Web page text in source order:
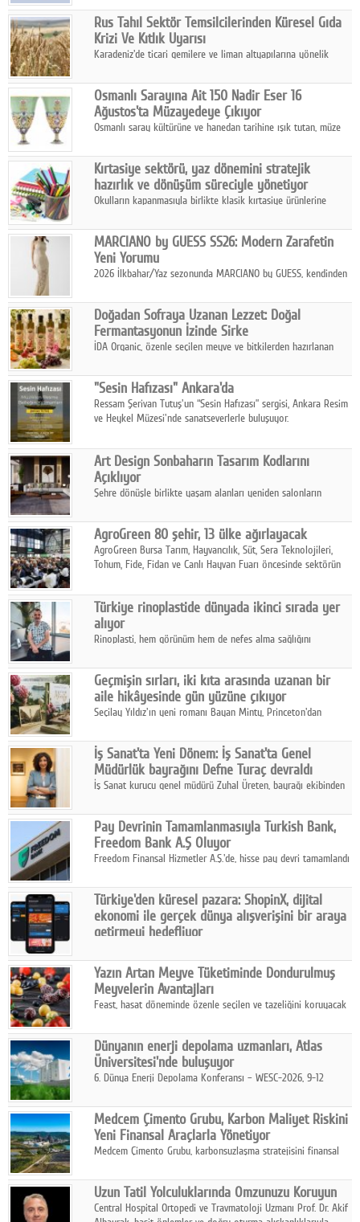
artırmak amacıyla Cereyan Medya ve Yandex Ads iş birliğiyle
Yandex Maps & Navi'nin yeni "Markalı Rota" reklam formatını
kullanan ilk marka oldu.
Rus Tahıl Sektör Temsilcilerinden Küresel Gıda
Krizi Ve Kıtlık Uyarısı
Karadeniz'de ticari gemilere ve liman altyapılarına yönelik
geçirdi.
Osmanlı Sarayına Ait 150 Nadir Eser 16
Ağustos'ta Müzayedeye Çıkıyor
Osmanlı saray kültürüne ve hanedan tarihine ışık tutan, müze
Ağustos'ta Arthill Müzecilik'in düzenleyeceği özel müzayedede
koleksiyonerlerle buluşuyor
Kırtasiye sektörü, yaz dönemini stratejik
hazırlık ve dönüşüm süreciyle yönetiyor
Okulların kapanmasıyla birlikte klasik kırtasiye ürünlerine
sanat ve eğitici aktivite ürünleriyle dinamik bir biçimde
geçiriyor.
MARCIANO by GUESS SS26: Modern Zarafetin
Yeni Yorumu
2026 İlkbahar/Yaz sezonunda MARCIANO by GUESS, kendinden
Doğadan Sofraya Uzanan Lezzet: Doğal
Fermantasyonun İzinde Sirke
İDA Organic, özenle seçilen meyve ve bitkilerden hazırlanan
sofralarına taşıyor.
"Sesin Hafızası" Ankara'da
Ressam Şerivan Tutuş'un “Sesin Hafızası” sergisi, Ankara Resim
ve Heykel Müzesi'nde sanatseverlerle buluşuyor.
Art Design Sonbaharın Tasarım Kodlarını
Açıklıyor
Şehre dönüşle birlikte yaşam alanları yeniden salonların
sonbaharın tasarım kodlarını açıklıyor.
AgroGreen 80 şehir, 13 ülke ağırlayacak
AgroGreen Bursa Tarım, Hayvancılık, Süt, Sera Teknolojileri,
Tohum, Fide, Fidan ve Canlı Hayvan Fuarı öncesinde sektörün
Türkiye rinoplastide dünyada ikinci sırada yer
alıyor
Rinoplasti, hem görünüm hem de nefes alma sağlığını
biri konumunda.
Geçmişin sırları, iki kıta arasında uzanan bir
aile hikâyesinde gün yüzüne çıkıyor
Seçilay Yıldız'ın yeni romanı Bayan Minty, Princeton'dan
katmanlı bir aile hikâyesi anlatıyor.
İş Sanat'ta Yeni Dönem: İş Sanat'ta Genel
Müdürlük bayrağını Defne Turaç devraldı
İş Sanat kurucu genel müdürü Zuhal Üreten, bayrağı ekibinden
Pay Devrinin Tamamlanmasıyla Turkish Bank,
Freedom Bank A.Ş Oluyor
Freedom Finansal Hizmetler A.Ş.'de, hisse pay devri tamamlandı
Turkish Bank'ın ticaret unvanının “Freedom Bank A.Ş.” olmasına
karar verildi.
Türkiye'den küresel pazara: ShopinX, dijital
ekonomi ile gerçek dünya alışverişini bir araya
getirmeyi hedefliyor
ekonomi ile gerçek dünya alışveriş deneyimi arasında köprü
kurmayı hedefleyen vizyonuyla uluslararası pazarlara açılıyor.
Yazın Artan Meyve Tüketiminde Dondurulmuş
Meyvelerin Avantajları
Feast, hasat döneminde özenle seçilen ve tazeliğini koruyacak
pratik, güvenilir ve lezzetli bir alternatif sunuyor.
Dünyanın enerji depolama uzmanları, Atlas
Üniversitesi'nde buluşuyor
6. Dünya Enerji Depolama Konferansı – WESC-2026, 9-12
sahipliğinde gerçekleştirilecek.
Medcem Çimento Grubu, Karbon Maliyet Riskini
Yeni Finansal Araçlarla Yönetiyor
Medcem Çimento Grubu, karbonsuzlaşma stratejisini finansal
Uzun Tatil Yolculuklarında Omzunuzu Koruyun
Central Hospital Ortopedi ve Travmatoloji Uzmanı Prof. Dr. Akif